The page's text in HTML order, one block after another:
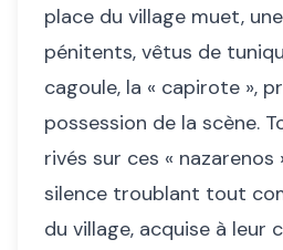
place du village muet,
pénitents, vêtus de
cagoule, la « capirote »,
possession de la scène.
rivés sur ces « nazarenos
silence troublant tout
du village, acquise à leur